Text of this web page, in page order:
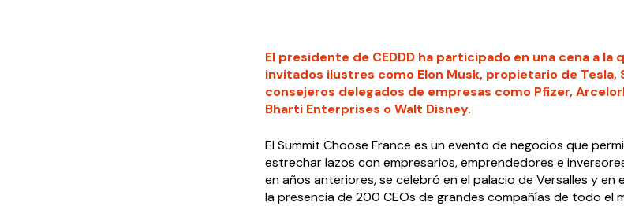
El presidente de CEDDD ha participado en una cena a la
invitados ilustres como Elon Musk, propietario de Tesla,
consejeros delegados de empresas como Pfizer,
Bharti Enterprises o Walt Disney.
El Summit Choose France es un evento de negocios que
estrechar lazos con empresarios, emprendedores e
en años anteriores, se celebró en el palacio de Versalles y
la presencia de 200 CEOs de grandes compañías de todo el